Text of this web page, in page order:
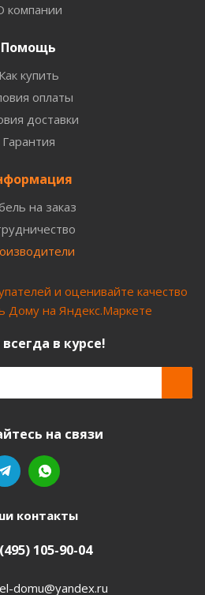
компании
Помощь
Как купить
оплаты
доставки
Гарантия
на заказ
в курсе!
на связи
контакты
105-90-04
domu@yandex.ru